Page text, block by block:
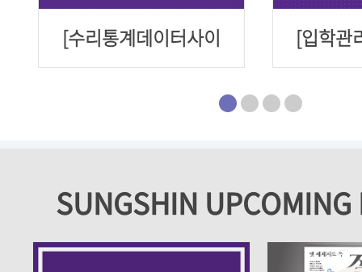
[수리통계데이터사이
언스학부] 한국자료분
서 최우수상 등 5개 팀
[입학관
나는 캠
교생 대
SUNGSHIN UPCOMING